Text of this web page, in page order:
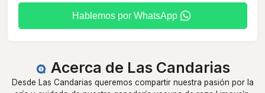
Hablemos por WhatsApp
Acerca de Las Candarias
Desde Las Candarias queremos compartir nuestra pasión por la